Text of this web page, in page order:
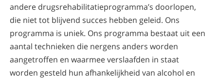
andere drugsrehabilitatieprogramma’s doorlopen,
die niet tot blijvend succes hebben geleid. Ons
programma is uniek. Ons programma bestaat uit een
aantal technieken die nergens anders worden
aangetroffen en waarmee verslaafden in staat
worden gesteld hun afhankelijkheid van alcohol en